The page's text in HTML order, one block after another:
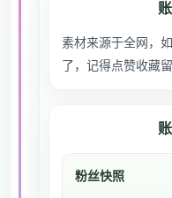
素材来源于全网，
了，记得点赞收藏留
粉丝快照